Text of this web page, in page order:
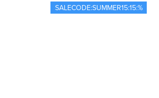
SALECODE:SUMMER15:15:%